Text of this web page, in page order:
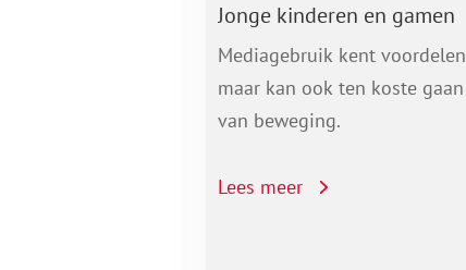
Jonge kinderen en gamen
Mediagebruik kent voordelen
maar kan ook ten koste gaan
van beweging.
Lees meer